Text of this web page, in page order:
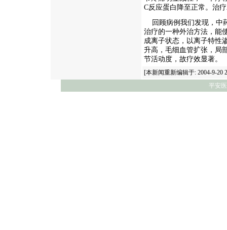
C反应蛋白降至正常。治疗
回顾病例我们发现，中
治疗的一种外治方法，能
成离子状态，以离子特性
升高，毛细血管扩张，局
节活动度，故疗效显著。
[本新闻重新编辑于: 2004-9-20
平安